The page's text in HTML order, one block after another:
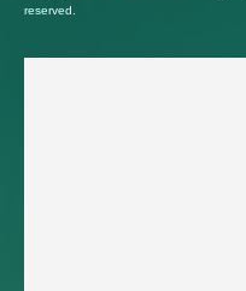
reserved.